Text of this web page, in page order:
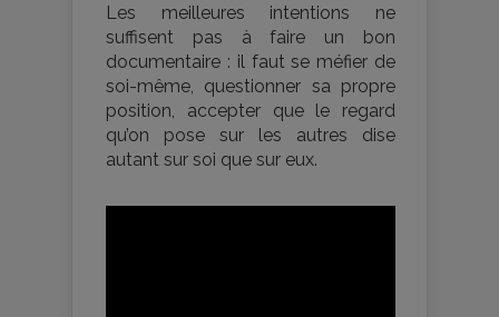
Les meilleures intentions ne
suffisent pas à faire un bon
documentaire : il faut se méfier de
soi-même, questionner sa propre
position, accepter que le regard
qu’on pose sur les autres dise
autant sur soi que sur eux.